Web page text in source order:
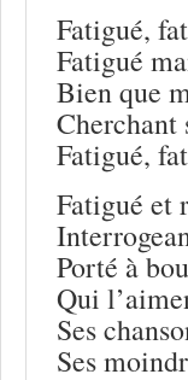
Fatigué,
Fatigué
Bien que
Cherchant
Fatigué,
Fatigué et
Porté à
Qui
Ses
Ses